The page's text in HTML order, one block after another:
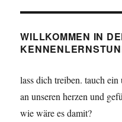
WILLKOMMEN IN
lass dich treiben. tauch
an unseren herzen und
wie wäre es damit?